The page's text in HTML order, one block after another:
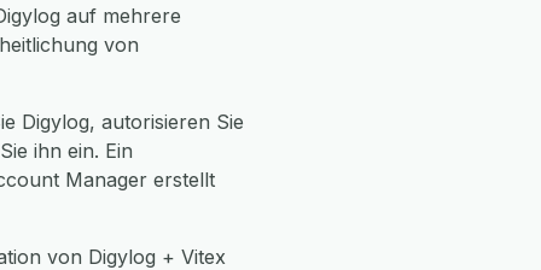
auf mehrere
von
Digylog, autorisieren Sie
ihn ein. Ein
Manager erstellt
von Digylog + Vitex